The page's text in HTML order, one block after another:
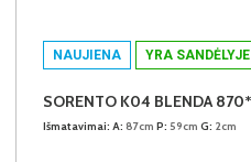
NAUJIENA YRA SANDĖLYJE
Išmatavimai: A: 87cm P: 59cm G: 2cm